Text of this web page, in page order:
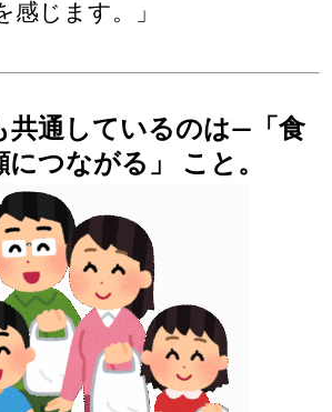
感じます。」
共通しているのは― 「食
つながる」 こと。